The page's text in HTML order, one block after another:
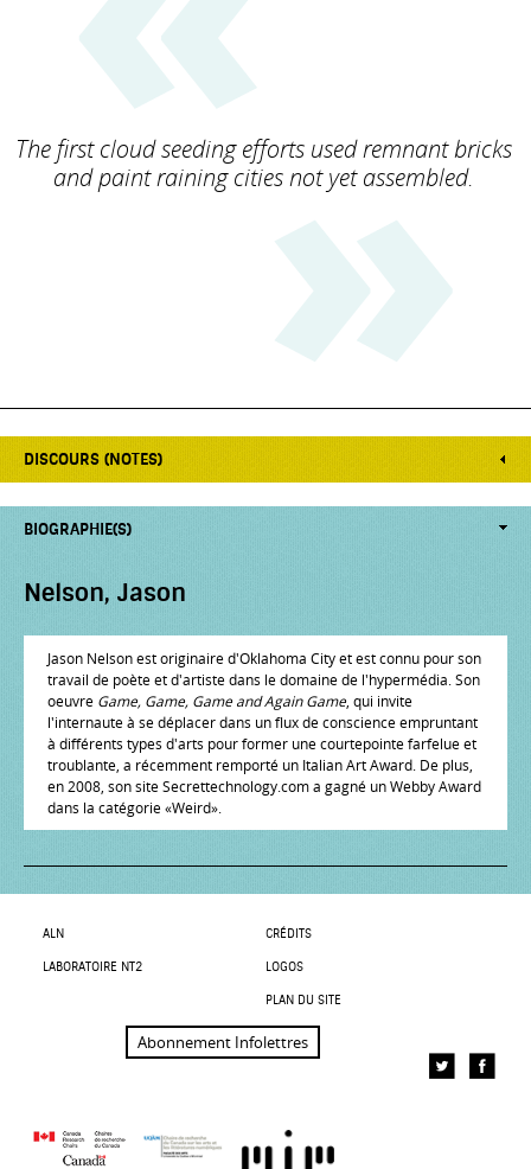
The first cloud seeding efforts used remnant bricks
and paint raining cities not yet assembled.
DISCOURS (NOTES)
BIOGRAPHIE(S)
Nelson, Jason
Jason Nelson est originaire d'Oklahoma City et est connu pour son
travail de poète et d'artiste dans le domaine de l'hypermédia. Son
oeuvre Game, Game, Game and Again Game, qui invite
l'internaute à se déplacer dans un flux de conscience empruntant
à différents types d'arts pour former une courtepointe farfelue et
troublante, a récemment remporté un Italian Art Award. De plus,
en 2008, son site Secrettechnology.com a gagné un Webby Award
dans la catégorie «Weird».
ALN
LABORATOIRE NT2
CRÉDITS
LOGOS
PLAN DU SITE
Abonnement Infolettres